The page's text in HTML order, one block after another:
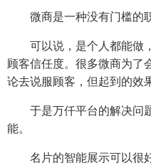
微商是一种没有门槛的职
可以说，是个人都能做，
顾客信任度。很多微商为了
论去说服顾客，但起到的效
于是万仟平台的解决问题
能。
名片的智能展示可以很好